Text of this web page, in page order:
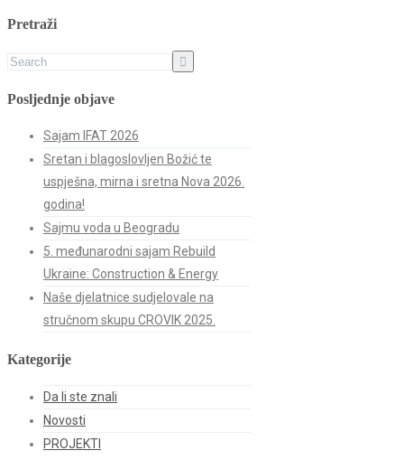
Pretraži
Posljednje objave
Sajam IFAT 2026
Sretan i blagoslovljen Božić te
uspješna, mirna i sretna Nova 2026.
godina!
Sajmu voda u Beogradu
5. međunarodni sajam Rebuild
Ukraine: Construction & Energy
Naše djelatnice sudjelovale na
stručnom skupu CROVIK 2025.
Kategorije
Da li ste znali
Novosti
PROJEKTI